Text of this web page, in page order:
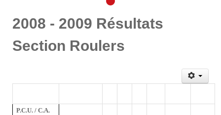
2008 - 2009 Résultats
Section Roulers
P.C.U. / C.A.